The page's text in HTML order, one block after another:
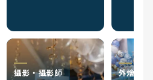
攝影・攝影師 外燴服務